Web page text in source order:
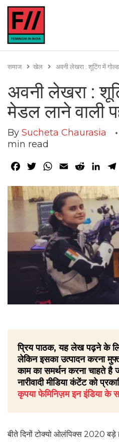
समाज खेल अवनी लेखरा : शूटिंग में
अवनी लेखरा :
मेडल लाने वाली
By Sucheta Chaurasia
min read
Facebook
TwitterWhatsApp
Email Reddit
प्रिय पाठक, यह लेख पढ़ने के
लेकिन इसका उत्पादन करना
काम का समर्थन करना चाहते है
नारीवादी मीडिया कंटेंट को
कृपया फेमिनिज़म इन इंडिया के
बीते दिनों टोक्यो ओलंपिक्स 2020